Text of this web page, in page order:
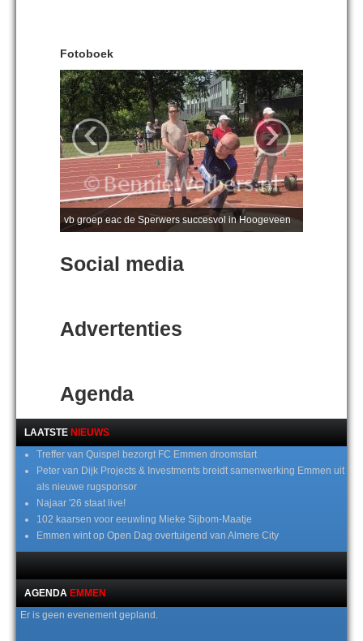
Fotoboek
vb groep eac de Sperwers succesvol in Hoogeveen
‹ ›
Social media
Advertenties
Agenda
LAATSTE NIEUWS
Treffer van Quispel bezorgt FC Emmen droomstart
Peter van Dijk Projects & Investments breidt samenwerking Emmen uit
als nieuwe rugsponsor
Najaar '26 staat live!
102 kaarsen voor eeuwling Mieke Sijbom-Maatje
Emmen wint op Open Dag overtuigend van Almere City
AGENDA EMMEN
Er is geen evenement gepland.